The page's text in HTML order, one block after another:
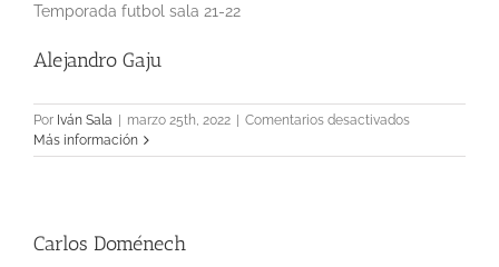
Temporada futbol sala 21-22
Alejandro Gaju
Por Iván Sala marzo 25th, 2022 Comentarios desactivadosen
Gaju
Más información
Carlos Doménech